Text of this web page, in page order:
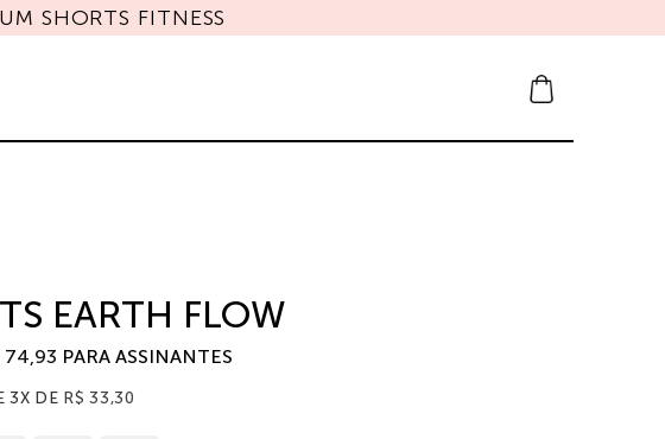
SHORTS FITNESS
EARTH FLOW
74,93 PARA ASSINANTES
3X DE R$ 33,30